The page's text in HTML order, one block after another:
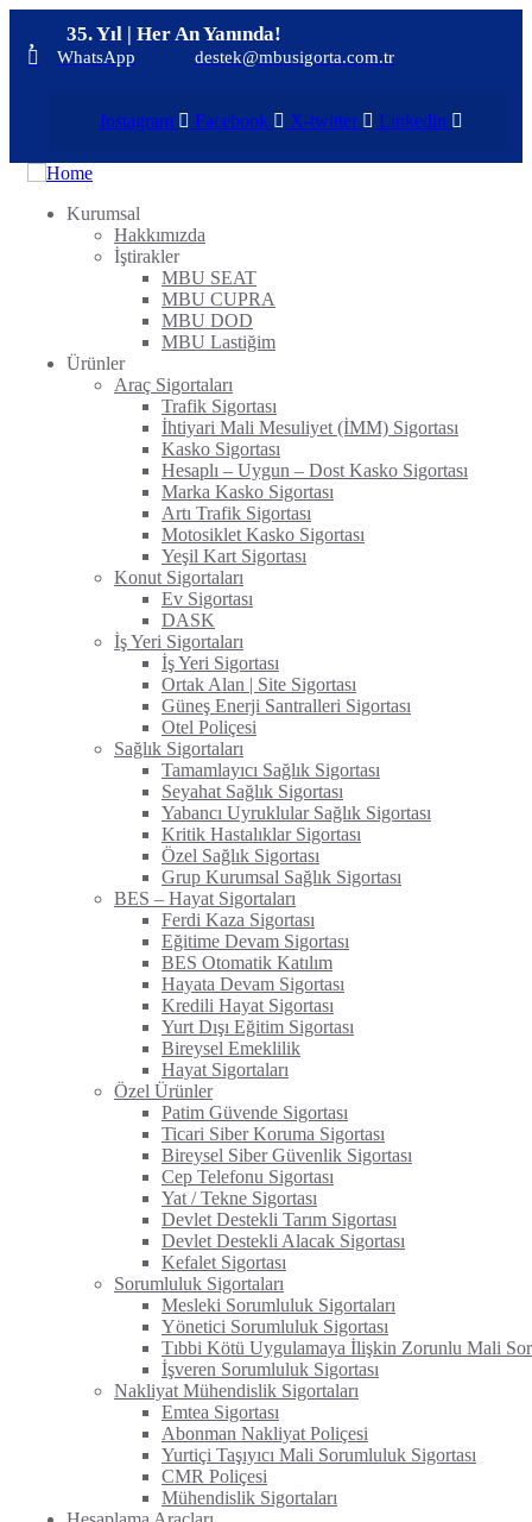
35. Yıl | Her An Yanında!
WhatsApp destek@mbusigorta.com.tr
Instagram Facebook X-twitter Linkedin
Kurumsal
Hakkımızda
İştirakler
MBU SEAT
MBU CUPRA
MBU DOD
MBU Lastiğim
Ürünler
Araç Sigortaları
Trafik Sigortası
İhtiyari Mali Mesuliyet (İMM) Sigortası
Kasko Sigortası
Hesaplı – Uygun – Dost Kasko Sigortası
Marka Kasko Sigortası
Artı Trafik Sigortası
Motosiklet Kasko Sigortası
Yeşil Kart Sigortası
Konut Sigortaları
Ev Sigortası
DASK
İş Yeri Sigortaları
İş Yeri Sigortası
Ortak Alan | Site Sigortası
Güneş Enerji Santralleri Sigortası
Otel Poliçesi
Sağlık Sigortaları
Tamamlayıcı Sağlık Sigortası
Seyahat Sağlık Sigortası
Yabancı Uyruklular Sağlık Sigortası
Kritik Hastalıklar Sigortası
Özel Sağlık Sigortası
Grup Kurumsal Sağlık Sigortası
BES – Hayat Sigortaları
Ferdi Kaza Sigortası
Eğitime Devam Sigortası
BES Otomatik Katılım
Hayata Devam Sigortası
Kredili Hayat Sigortası
Yurt Dışı Eğitim Sigortası
Bireysel Emeklilik
Hayat Sigortaları
Özel Ürünler
Patim Güvende Sigortası
Ticari Siber Koruma Sigortası
Bireysel Siber Güvenlik Sigortası
Cep Telefonu Sigortası
Yat / Tekne Sigortası
Devlet Destekli Tarım Sigortası
Devlet Destekli Alacak Sigortası
Kefalet Sigortası
Sorumluluk Sigortaları
Mesleki Sorumluluk Sigortaları
Yönetici Sorumluluk Sigortası
Tıbbi Kötü Uygulamaya İlişkin Zorunlu Mali
İşveren Sorumluluk Sigortası
Nakliyat Mühendislik Sigortaları
Emtea Sigortası
Abonman Nakliyat Poliçesi
Yurtiçi Taşıyıcı Mali Sorumluluk Sigortası
CMR Poliçesi
Mühendislik Sigortaları